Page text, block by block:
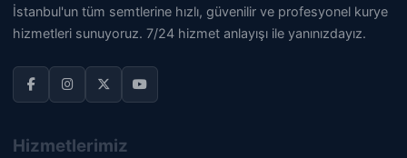
İstanbul'un tüm semtlerine hızlı, güvenilir ve profesyonel kurye
hizmetleri sunuyoruz. 7/24 hizmet anlayışı ile yanınızdayız.
Hizmetlerimiz